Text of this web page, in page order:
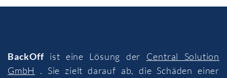
BackOffist eine Lösung der Central Solution
GmbH
. Sie zielt darauf ab, die Schäden einer